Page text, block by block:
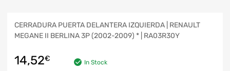
CERRADURA PUERTA DELANTERA IZQUIERDA | RENAULT
MEGANE II BERLINA 3P (2002-2009) * | RA03R30Y
14,52€ In Stock